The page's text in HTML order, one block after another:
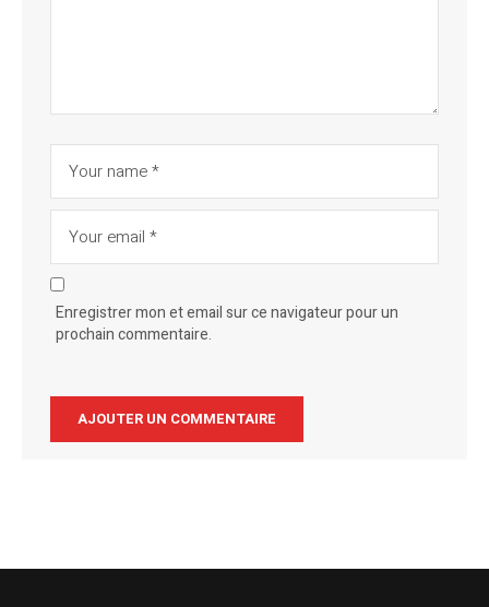
Enregistrer mon et email sur ce navigateur pour un
prochain commentaire.